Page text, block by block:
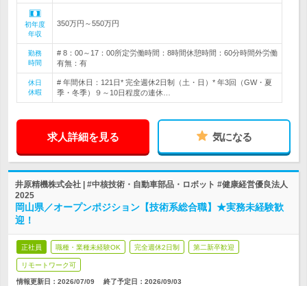
初年度
年収
350万円～550万円
勤務
時間
# 8：00～17：00所定労働時間：8時間休憩時間：60分時間外労働
有無：有
休日
休暇
# 年間休日：121日* 完全週休2日制（土・日）* 年3回（GW・夏
季・冬季）９～10日程度の連休…
求人詳細を見る 気になる
井原精機株式会社 | #中核技術・自動車部品・ロボット #健康経営優良法人
2025
岡山県／オープンポジション【技術系総合職】★実務未経験歓
迎！
正社員 職種・業種未経験OK 完全週休2日制 第二新卒歓迎
リモートワーク可
情報更新日：2026/07/09 終了予定日： 2026/09/03